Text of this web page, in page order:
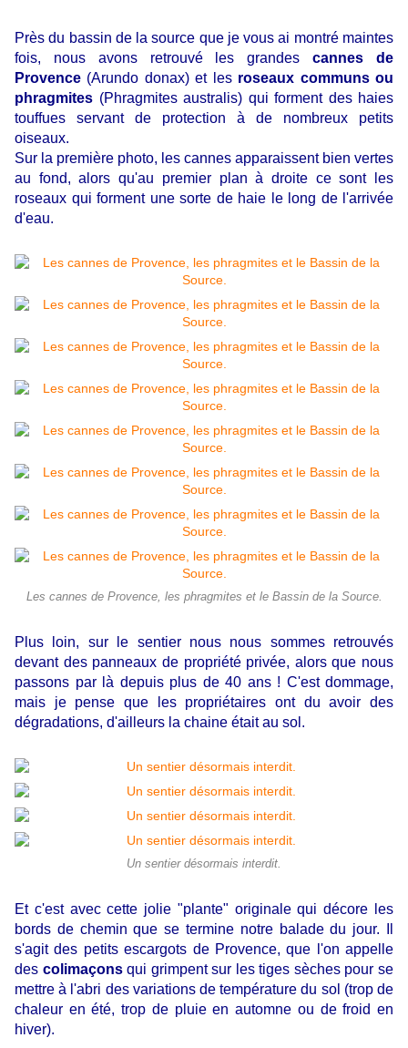
Près du bassin de la source que je vous ai montré maintes
fois, nous avons retrouvé les grandescannes de
Provence (Arundo donax) et les roseaux communs ou
phragmites (Phragmites australis) qui forment des haies
touffues servant de protection à de nombreux petits
oiseaux.
Sur la première photo, les cannes apparaissent bien vertes
au fond, alors qu'au premier plan à droite ce sont les
roseaux qui forment une sorte de haie le long de l'arrivée
d'eau.
Les cannes de Provence, les phragmites et le Bassin de la Source.
Plus loin, sur le sentier nous nous sommes retrouvés
devant des panneaux de propriété privée, alors que nous
passons par là depuis plus de 40 ans ! C'est dommage,
mais je pense que les propriétaires ont du avoir des
dégradations, d'ailleurs la chaine était au sol.
Un sentier désormais interdit.
Et c'est avec cette jolie "plante" originale qui décore les
bords de chemin que se termine notre balade du jour. Il
s'agit des petits escargots de Provence, que l'on appelle
des colimaçonsqui grimpent sur les tiges sèches pour se
mettre à l'abri des variations de température du sol (trop de
chaleur en été, trop de pluie en automne ou de froid en
hiver).